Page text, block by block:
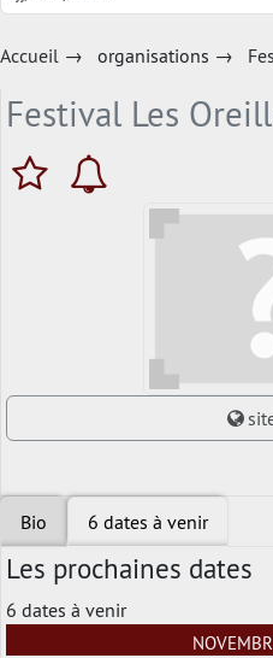
Accueil → organisations →
Festival Les
Bio 6 dates à venir
Les prochaines dates
6 dates à venir